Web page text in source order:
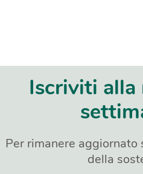
Iscriviti
Per rimanere
della